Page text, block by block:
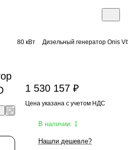
80 кВт Дизельный генератор Onis
1 530 157 ₽
Цена указана с учетом НДС
В наличии: 1
Нашли дешевле?